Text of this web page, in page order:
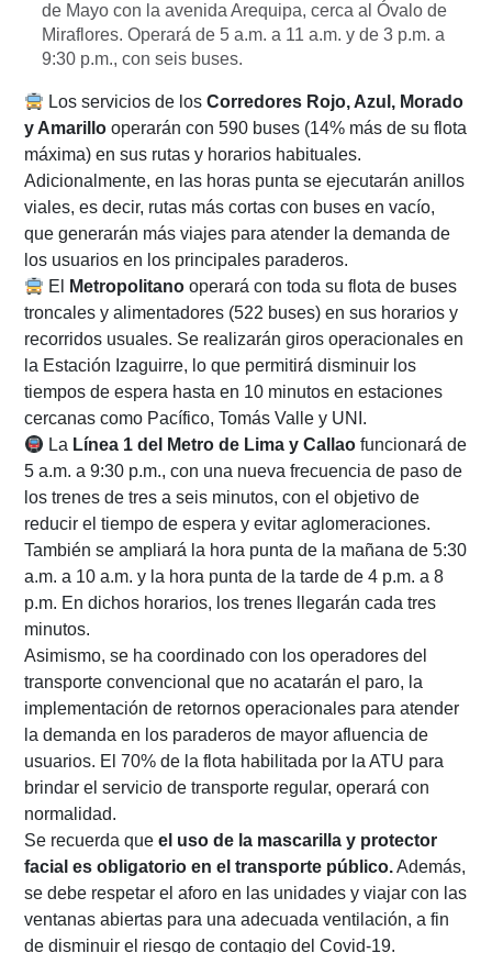
de Mayo con la avenida Arequipa, cerca al Óvalo de
Miraflores. Operará de 5 a.m. a 11 a.m. y de 3 p.m. a
9:30 p.m., con seis buses.
Los servicios de losCorredores Rojo, Azul, Morado
y Amarillo operarán con 590 buses (14% más de su flota
máxima) en sus rutas y horarios habituales.
Adicionalmente, en las horas punta se ejecutarán anillos
viales, es decir, rutas más cortas con buses en vacío,
que generarán más viajes para atender la demanda de
los usuarios en los principales paraderos.
El
Metropolitano operará con toda su flota de buses
troncales y alimentadores (522 buses) en sus horarios y
recorridos usuales. Se realizarán giros operacionales en
la Estación Izaguirre, lo que permitirá disminuir los
tiempos de espera hasta en 10 minutos en estaciones
cercanas como Pacífico, Tomás Valle y UNI.
La Línea 1 del Metro de Lima y Callao funcionará de
5 a.m. a 9:30 p.m., con una nueva frecuencia de paso de
los trenes de tres a seis minutos, con el objetivo de
reducir el tiempo de espera y evitar aglomeraciones.
También se ampliará la hora punta de la mañana de 5:30
a.m. a 10 a.m. y la hora punta de la tarde de 4 p.m. a 8
p.m. En dichos horarios, los trenes llegarán cada tres
minutos.
Asimismo, se ha coordinado con los operadores del
transporte convencional que no acatarán el paro, la
implementación de retornos operacionales para atender
la demanda en los paraderos de mayor afluencia de
usuarios. El 70% de la flota habilitada por la ATU para
brindar el servicio de transporte regular, operará con
normalidad.
Se recuerda que el uso de la mascarilla y protector
facial es obligatorio en el transporte público.Además,
se debe respetar el aforo en las unidades y viajar con las
ventanas abiertas para una adecuada ventilación, a fin
de disminuir el riesgo de contagio del Covid-19.